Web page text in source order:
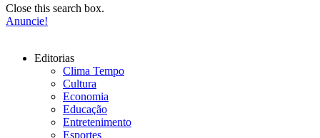
Close this search box.
Anuncie!
Editorias
Clima Tempo
Cultura
Economia
Educação
Entretenimento
Esportes